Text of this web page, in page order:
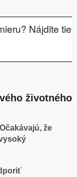
životného
Očakávajú, že